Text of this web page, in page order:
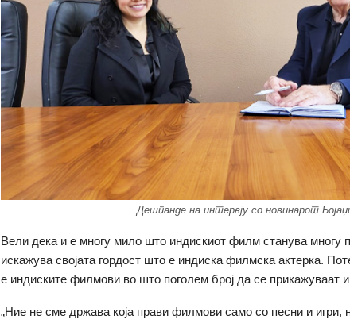
Дешпанде на интервју со новинарот
Вели дека и е многу мило што индискиот филм станува многу
искажува својата гордост што е индиска филмска актерка.
е индиските филмови во што поголем број да се прикажуваат
„Ние не сме држава која прави филмови само со песни и игри,